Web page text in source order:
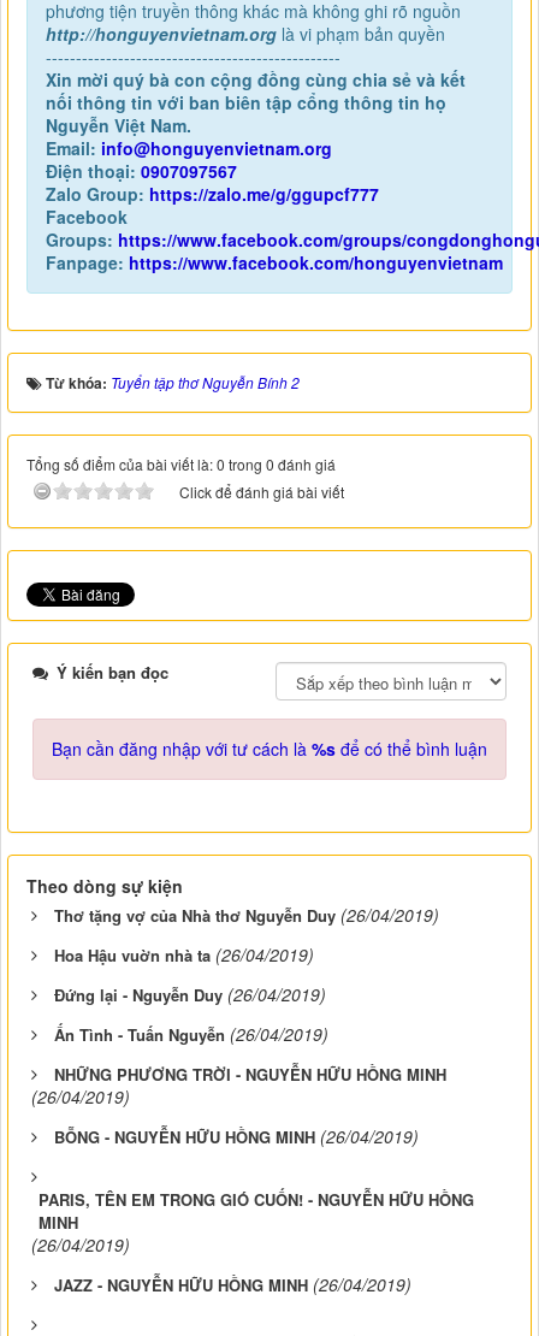
phương tiện truyền thông khác mà không ghi rõ nguồn
http://honguyenvietnam.org là vi phạm bản quyền
-------------------------------------------------
Xin mời quý bà con cộng đồng cùng chia sẻ và kết
nối thông tin với ban biên tập cổng thông tin họ
Nguyễn Việt Nam.
Email: info@honguyenvietnam.org
Điện thoại: 0907097567
Zalo Group: https://zalo.me/g/ggupcf777
Facebook
Groups: https://www.facebook.com/groups/
Fanpage: https://www.facebook.com/honguyenvietnam
Từ khóa: Tuyển tập thơ Nguyễn Bính 2
Tổng số điểm của bài viết là: 0 trong 0 đánh giá
Click để đánh giá bài viết
Ý kiến bạn đọc
Bạn cần đăng nhập với tư cách là %s để có thể bình luận
Theo dòng sự kiện
Thơ tặng vợ của Nhà thơ Nguyễn Duy (26/04/2019)
Hoa Hậu vuờn nhà ta (26/04/2019)
Đứng lại - Nguyễn Duy (26/04/2019)
Ấn Tình - Tuấn Nguyễn (26/04/2019)
NHỮNG PHƯƠNG TRỜI - NGUYỄN HỮU HỒNG MINH
(26/04/2019)
BỖNG - NGUYỄN HỮU HỒNG MINH (26/04/2019)
PARIS, TÊN EM TRONG GIÓ CUỐN! - NGUYỄN HỮU HỒNG
MINH
(26/04/2019)
JAZZ - NGUYỄN HỮU HỒNG MINH (26/04/2019)